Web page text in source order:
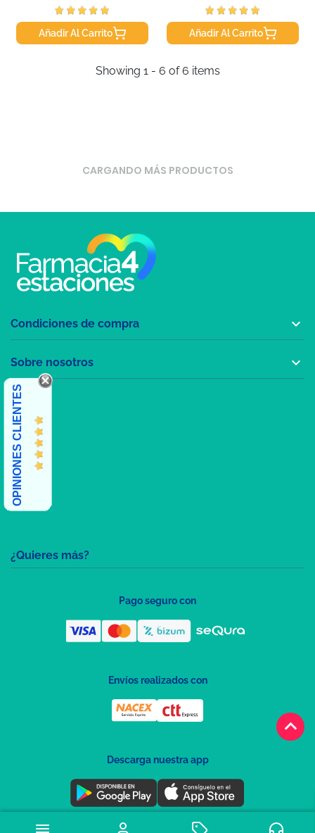
Añadir Al Carrito Añadir Al Carrito
Showing 1 - 6 of 6 items
CARGANDO MÁS PRODUCTOS
keyboard_arrow_up
¿Quieres más?
Condiciones de compra 
Sobre nosotros 
OPINIONES CLIENTES
Pago seguro con
Envíos realizados con
Descarga nuestra app